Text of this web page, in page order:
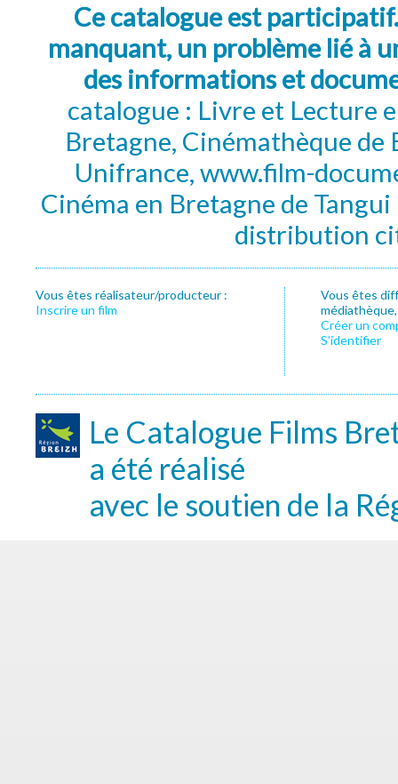
Ce catalogue est
manquant, un problème lié à
des informations et
catalogue : Livre et Lecture
Bretagne, Cinémathèque de
Unifrance, www.film-
Cinéma en Bretagne de
distribution
Vous êtes réalisateur/producteur :
Inscrire un film
Vous êtes
Créer un
S’identifier
Le Catalogue Films
a été réalisé
avec le soutien de la